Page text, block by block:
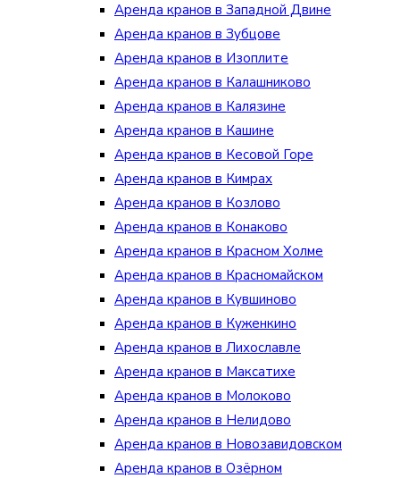
Аренда кранов в Западной Двине
Аренда кранов в Зубцове
Аренда кранов в Изоплите
Аренда кранов в Калашниково
Аренда кранов в Калязине
Аренда кранов в Кашине
Аренда кранов в Кесовой Горе
Аренда кранов в Кимрах
Аренда кранов в Козлово
Аренда кранов в Конаково
Аренда кранов в Красном Холме
Аренда кранов в Красномайском
Аренда кранов в Кувшиново
Аренда кранов в Куженкино
Аренда кранов в Лихославле
Аренда кранов в Максатихе
Аренда кранов в Молоково
Аренда кранов в Нелидово
Аренда кранов в Новозавидовском
Аренда кранов в Озёрном